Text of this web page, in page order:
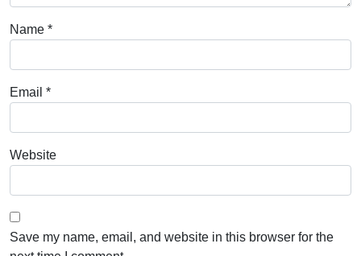
Name *
Email *
Website
Save my name, email, and website in this browser for the